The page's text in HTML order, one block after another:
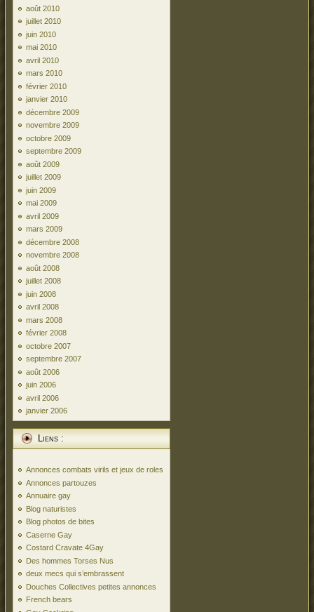
août 2010
juillet 2010
juin 2010
mai 2010
avril 2010
mars 2010
février 2010
janvier 2010
décembre 2009
novembre 2009
octobre 2009
septembre 2009
août 2009
juillet 2009
juin 2009
mai 2009
avril 2009
mars 2009
décembre 2008
novembre 2008
août 2008
juillet 2008
juin 2008
avril 2008
mars 2008
février 2008
octobre 2007
septembre 2007
août 2006
juin 2006
avril 2006
janvier 2006
Liens :
Annonces combats virils et jeux de roles
Annonces partouzes
Annuaire gay
Blog naturistes
Blog photos de bites
Caserne Gay
Costard Cravate 4Gay
Des hommes Torses Nus
deux mecs qui s’embrassent
Douches Collectives petites annonces
French bears